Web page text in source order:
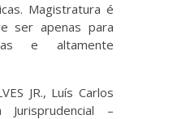
Magistratura é
ser apenas para
e altamente
JR., Luís Carlos
Jurisprudencial –